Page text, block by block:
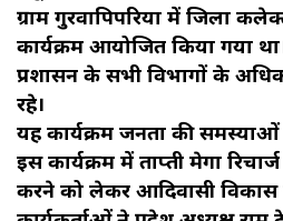
ग्राम गुरवापिपरिया में जिला
कार्यक्रम आयोजित किया गया
प्रशासन के सभी विभागों के
रहे।
यह कार्यक्रम जनता की
इस कार्यक्रम में ताप्ती मेगा
करने को लेकर आदिवासी विकास